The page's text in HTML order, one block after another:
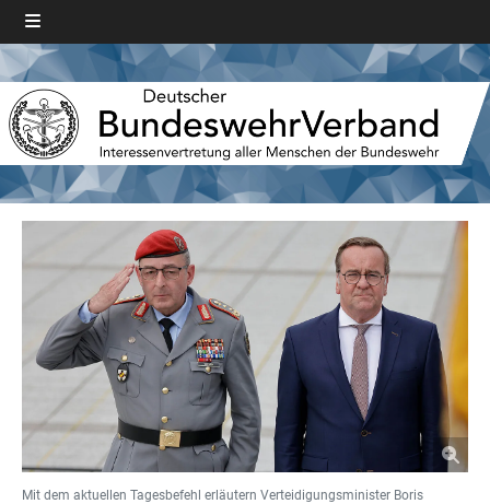
Mit dem aktuellen Tagesbefehl erläutern Verteidigungsminister Boris